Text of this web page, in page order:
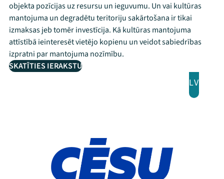
objekta pozīcijas uz resursu un ieguvumu. Un vai kultūras
mantojuma un degradētu teritoriju sakārtošana ir tikai
izmaksas jeb tomēr investīcija. Kā kultūras mantojuma
attīstībā ieinteresēt vietējo kopienu un veidot sabiedrības
izpratni par mantojuma nozīmību.
SKATĪTIES IERAKSTU
LV